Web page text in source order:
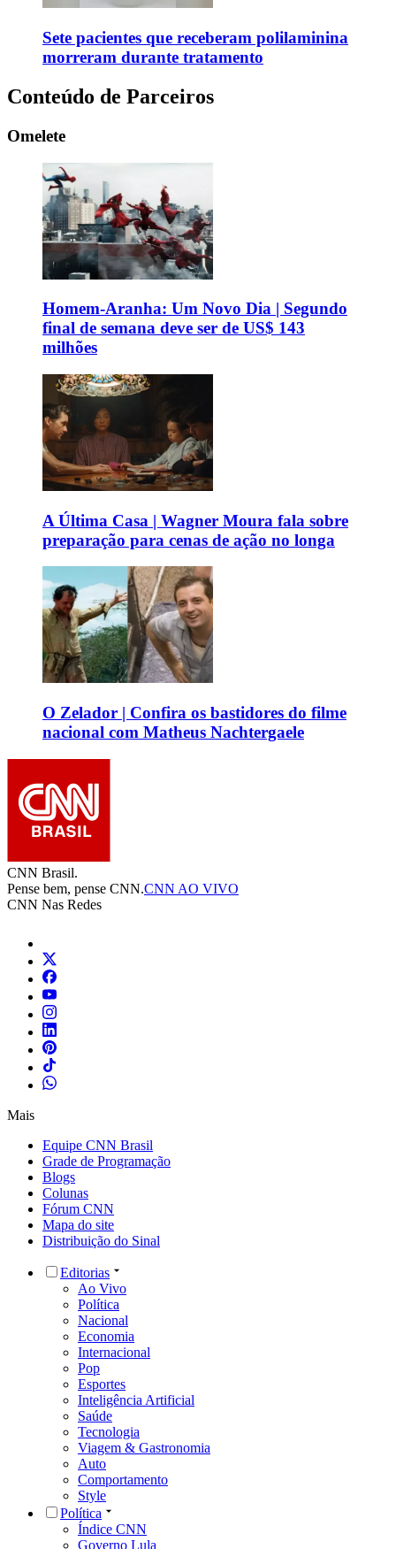
Sete pacientes que receberam polilaminina
morreram durante tratamento
Conteúdo de Parceiros
Omelete
Homem-Aranha: Um Novo Dia | Segundo
final de semana deve ser de US$ 143
milhões
A Última Casa | Wagner Moura fala sobre
preparação para cenas de ação no longa
O Zelador | Confira os bastidores do filme
nacional com Matheus Nachtergaele
CNN Brasil.
Pense bem, pense CNN.CNN AO VIVO
CNN Nas Redes
Mais
Equipe CNN Brasil
Grade de Programação
Blogs
Colunas
Fórum CNN
Mapa do site
Distribuição do Sinal
Editorias
Ao Vivo
Política
Nacional
Economia
Internacional
Pop
Esportes
Inteligência Artificial
Saúde
Tecnologia
Viagem & Gastronomia
Auto
Comportamento
Style
Política
Índice CNN
Governo Lula